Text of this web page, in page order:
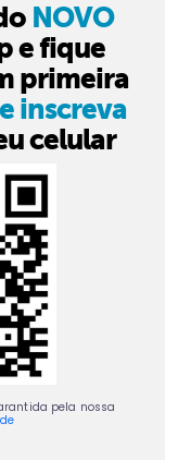
NOVO
e fique
primeira
inscreva
celular
pela nossa